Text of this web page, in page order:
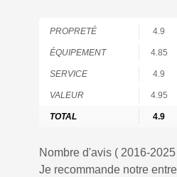
PROPRETÉ 4.9
ÉQUIPEMENT 4.85
SERVICE 4.9
VALEUR 4.95
TOTAL 4.9
Nombre d'avis ( 2016-2025
Je recommande notre